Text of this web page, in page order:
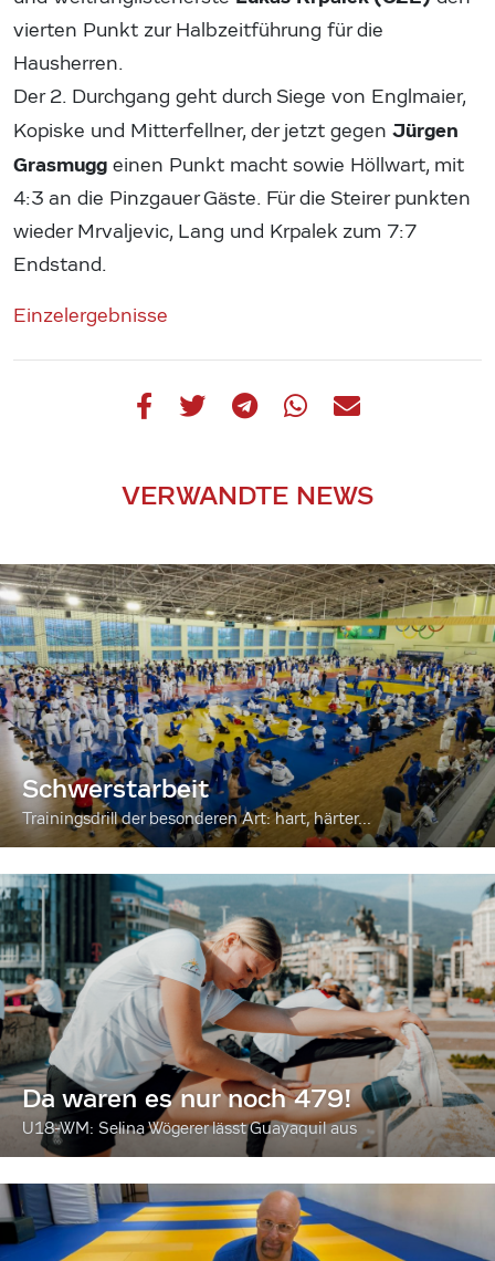
vierten Punkt zur Halbzeitführung für die
Hausherren.
Der 2. Durchgang geht durch Siege von Englmaier,
Kopiske und Mitterfellner, der jetzt gegen Jürgen
Grasmugg einen Punkt macht sowie Höllwart, mit
4:3 an die Pinzgauer Gäste. Für die Steirer punkten
wieder Mrvaljevic, Lang und Krpalek zum 7:7
Endstand.
Einzelergebnisse
VERWANDTE NEWS
Schwerstarbeit
Trainingsdrill der besonderen Art: hart, härter...
Da waren es nur noch 479!
U18-WM: Selina Wögerer lässt Guayaquil aus